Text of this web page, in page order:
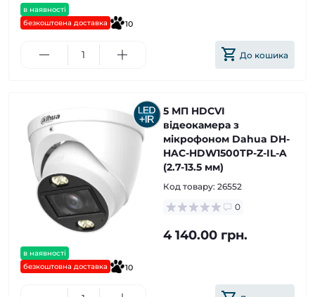
в наявності
безкоштовна доставка
10
До кошика
в наявності
безкоштовна доставка
10
5 МП HDCVI
відеокамера з
мікрофоном Dahua DH-
HAC-HDW1500TP-Z-IL-A
(2.7-13.5 мм)
Код товару: 26552
0
4 140.00 грн.